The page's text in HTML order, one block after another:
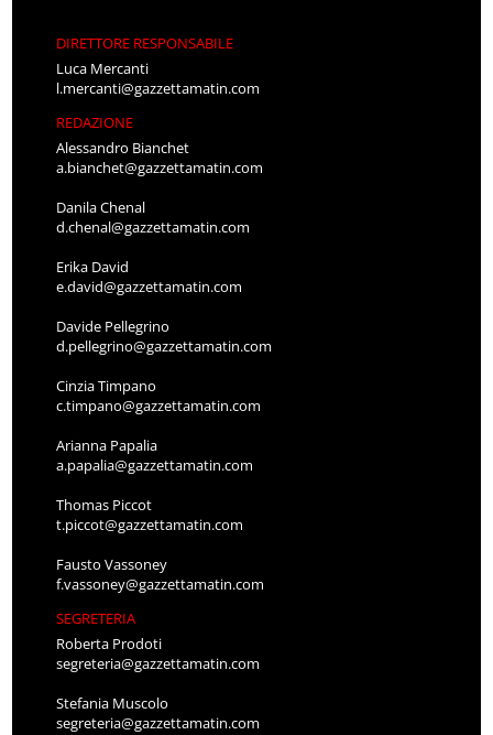
DIRETTORE RESPONSABILE
Luca Mercanti
l.mercanti@gazzettamatin.com
REDAZIONE
Alessandro Bianchet
a.bianchet@gazzettamatin.com
Danila Chenal
d.chenal@gazzettamatin.com
Erika David
e.david@gazzettamatin.com
Davide Pellegrino
d.pellegrino@gazzettamatin.com
Cinzia Timpano
c.timpano@gazzettamatin.com
Arianna Papalia
a.papalia@gazzettamatin.com
Thomas Piccot
t.piccot@gazzettamatin.com
Fausto Vassoney
f.vassoney@gazzettamatin.com
SEGRETERIA
Roberta Prodoti
segreteria@gazzettamatin.com
Stefania Muscolo
segreteria@gazzettamatin.com